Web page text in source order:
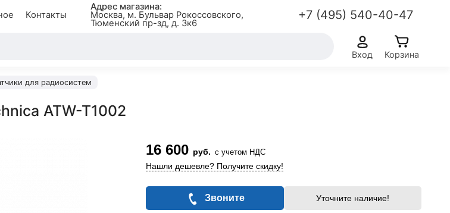
Контакты
Адрес магазина:
Москва, м. Бульвар Рокоссовского,
Тюменский пр-зд, д. 3к6
+7 (495) 540-40-47
Вход Корзина
для радиосистем
ATW-T1002
16 600 руб. с учетом НДС
Нашли дешевле? Получите скидку!
Звоните Уточните наличие!